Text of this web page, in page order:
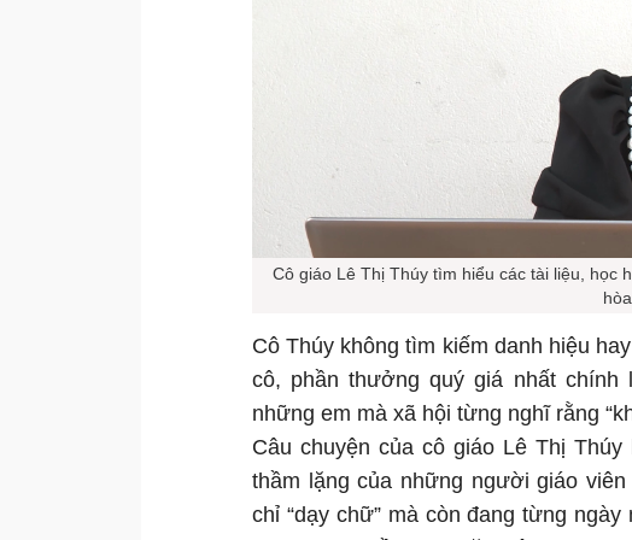
Cô giáo Lê Thị Thúy tìm hiểu các tài liệu, học
Cô Thúy không tìm kiếm danh hiệu
cô, phần thưởng quý giá nhất
những em mà xã hội từng nghĩ rằng
Câu chuyện của cô giáo Lê Thị
thầm lặng của những người giáo
chỉ “dạy chữ” mà còn đang từng